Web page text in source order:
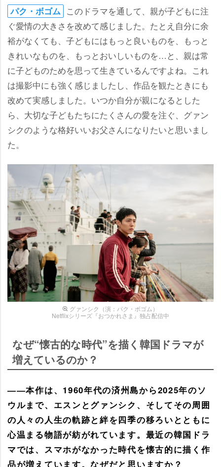
パク・ボゴム このドラマを通して、親が子どもに注
ぐ愛情の大きさを改めて感じました。たとえ自分に余
裕がなくても、子どもにはもっと良いものを、もっと
きれいなものを、もっとおいしいものを…と、親は常
に子どものためを思って生きているんですよね。これ
は撮影中にも強く感じましたし、作品を観たときにも
改めて実感しました。いつか自分が親になるとした
ら、大切な子どもたちにたくさんの愛を注ぐ、グァン
シクのような格好いいお父さんになりたいと思いまし
た。
グァンシク（演：パク・ボゴム）
Netflixシリーズ『おつかれさま』独占配信中
なぜ“懐古的な時代”を描く韓国ドラマが
増えているのか？
――本作は、1960年代の済州島から2025年のソ
ウルまで、エスンとグァンシク、そしてその周囲
の人々の人生の軌跡と絆を四季の移ろいとともに
心温まる物語が紡がれています。最近の韓国ドラ
マでは、スマホがなかった時代を懐古的に描く作
品が増えています。なぜだと思いますか？